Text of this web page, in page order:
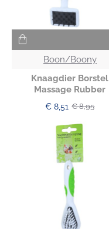
Boon/Boony
Knaagdier Borstel
Massage Rubber
€ 8,51 € 8,95